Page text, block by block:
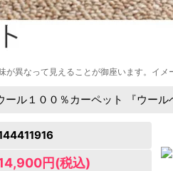
異なって見えることが御座います。イメ
ール１００％カーペット 『ウ
円(税込)